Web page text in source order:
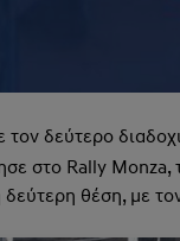
δεύτερο
στο Rally
θέση, με